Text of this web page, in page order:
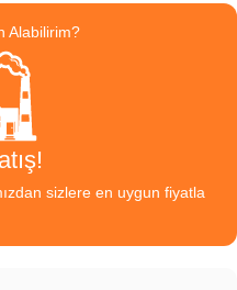
Alabilirim?
sizlere en uygun fiyatla